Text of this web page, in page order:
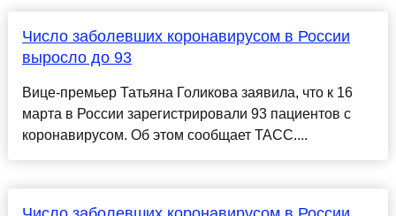
Число заболевших коронавирусом в России
выросло до 93
Вице-премьер Татьяна Голикова заявила, что к 16
марта в России зарегистрировали 93 пациентов с
коронавирусом. Об этом сообщает ТАСС....